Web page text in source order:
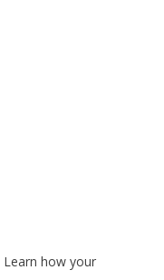
Learn how your